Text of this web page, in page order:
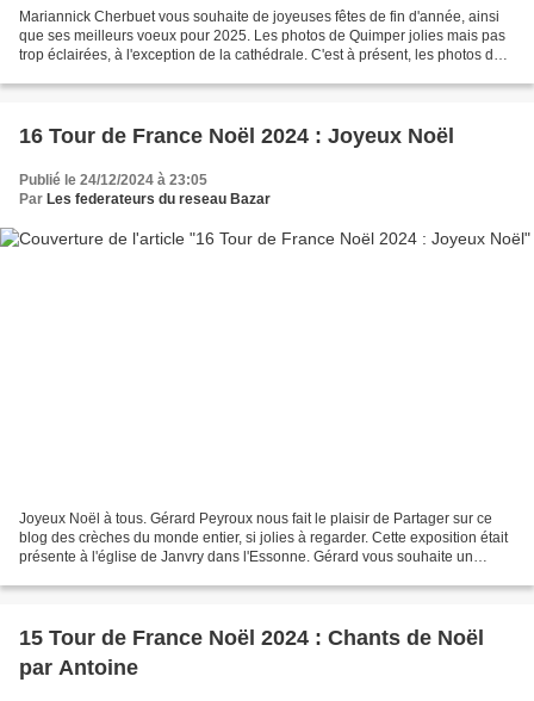
Mariannick Cherbuet vous souhaite de joyeuses fêtes de fin d'année, ainsi
que ses meilleurs voeux pour 2025. Les photos de Quimper jolies mais pas
trop éclairées, à l'exception de la cathédrale. C'est à présent, les photos de
16 Tour de France Noël 2024 : Joyeux Noël
Publié le 24/12/2024 à 23:05
Par Les federateurs du reseau Bazar
Joyeux Noël à tous. Gérard Peyroux nous fait le plaisir de Partager sur ce
blog des crèches du monde entier, si jolies à regarder. Cette exposition était
présente à l'église de Janvry dans l'Essonne. Gérard vous souhaite un
15 Tour de France Noël 2024 : Chants de Noël
par Antoine